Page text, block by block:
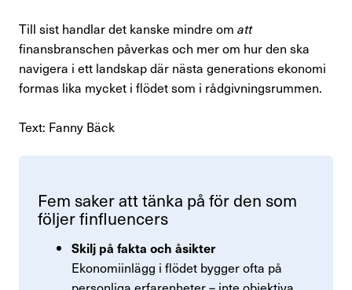
Till sist handlar det kanske mindre om att
finansbranschen påverkas och mer om hur den ska
navigera i ett landskap där nästa generations ekonomi
formas lika mycket i flödet som i rådgivningsrummen.
Text: Fanny Bäck
Fem saker att tänka på för den som
följer finflu­encers
Skilj på fakta och åsikter
Ekonomiinlägg i flödet bygger ofta på